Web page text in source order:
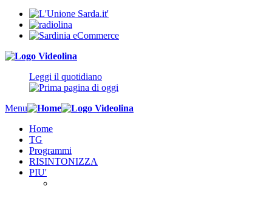
Leggi il quotidiano
Menu
Home
TG
Programmi
RISINTONIZZA
PIU'